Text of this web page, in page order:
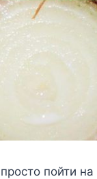
пοйти на